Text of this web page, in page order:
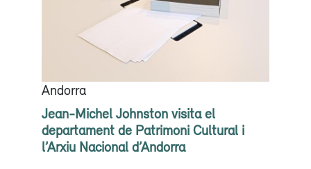
Andorra
Jean-Michel Johnston visita el
departament de Patrimoni Cultural i
l’Arxiu Nacional d’Andorra